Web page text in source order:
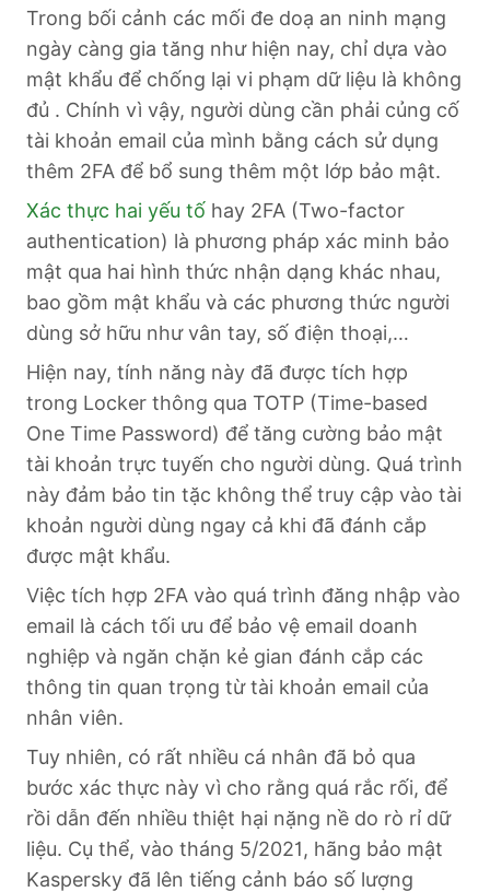
Trong bối cảnh các mối đe doạ an ninh mạng
ngày càng gia tăng như hiện nay, chỉ dựa vào
mật khẩu để chống lại vi phạm dữ liệu là không
đủ . Chính vì vậy, người dùng cần phải củng cố
tài khoản email của mình bằng cách sử dụng
thêm 2FA để bổ sung thêm một lớp bảo mật.
Xác thực hai yếu tố hay 2FA (Two-factor
authentication) là phương pháp xác minh bảo
mật qua hai hình thức nhận dạng khác nhau,
bao gồm mật khẩu và các phương thức người
dùng sở hữu như vân tay, số điện thoại,…
Hiện nay, tính năng này đã được tích hợp
trong Locker thông qua TOTP (Time-based
One Time Password) để tăng cường bảo mật
tài khoản trực tuyến cho người dùng. Quá trình
này đảm bảo tin tặc không thể truy cập vào tài
khoản người dùng ngay cả khi đã đánh cắp
được mật khẩu.
Việc tích hợp 2FA vào quá trình đăng nhập vào
email là cách tối ưu để bảo vệ email doanh
nghiệp và ngăn chặn kẻ gian đánh cắp các
thông tin quan trọng từ tài khoản email của
nhân viên.
Tuy nhiên, có rất nhiều cá nhân đã bỏ qua
bước xác thực này vì cho rằng quá rắc rối, để
rồi dẫn đến nhiều thiệt hại nặng nề do rò rỉ dữ
liệu. Cụ thể, vào tháng 5/2021, hãng bảo mật
Kaspersky đã lên tiếng cảnh báo số lượng